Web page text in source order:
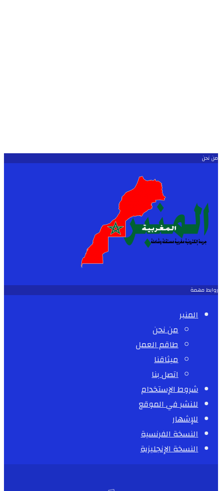
من نحن
روابط مهمة
المنبر
من نحن
طاقم العمل
ميثاقنا
اتصل بنا
شروط الإستخدام
للنشر في الموقع
للإشهار
النسخة الفرنسية
النسخة الإنجليزية